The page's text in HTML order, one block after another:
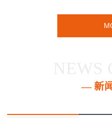
— 新